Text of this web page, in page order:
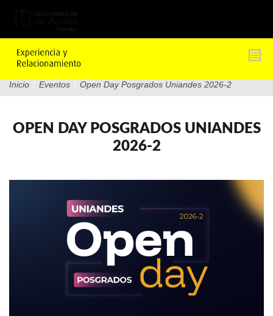
Inicio / Eventos / Open Day Posgrados Uniandes 2026-2
OPEN DAY POSGRADOS UNIANDES
2026-2